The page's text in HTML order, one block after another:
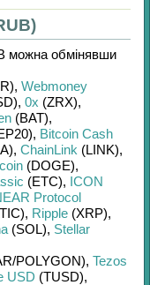
можна обмінявши
, Webmoney
, 0x (ZRX),
(BAT),
, Bitcoin Cash
, ChainLink (LINK),
(DOGE),
(ETC), ICON
Protocol
, Ripple (XRP),
(SOL), Stellar
POLYGON), Tezos
USD (TUSD),